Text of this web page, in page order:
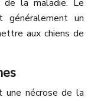
la maladie. Le
généralement un
aux chiens de
une nécrose de la